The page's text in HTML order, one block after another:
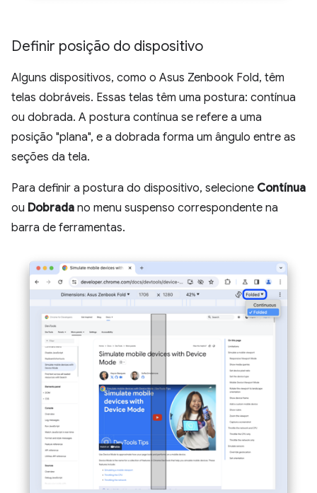
Definir posição do dispositivo
Alguns dispositivos, como o Asus Zenbook Fold, têm
telas dobráveis. Essas telas têm uma postura: contínua
ou dobrada. A postura contínua se refere a uma
posição "plana", e a dobrada forma um ângulo entre as
seções da tela.
Para definir a postura do dispositivo, selecione Contínua
ou Dobrada no menu suspenso correspondente na
barra de ferramentas.